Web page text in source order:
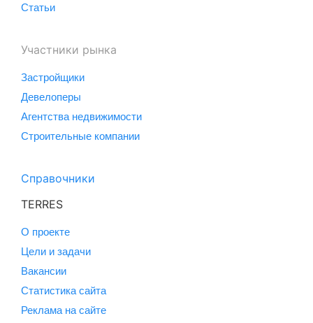
Статьи
Участники рынка
Застройщики
Девелоперы
Агентства недвижимости
Строительные компании
Справочники
TERRES
О проекте
Цели и задачи
Вакансии
Статистика сайта
Реклама на сайте